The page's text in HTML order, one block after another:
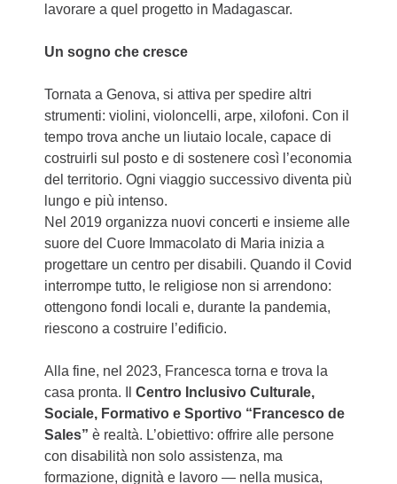
lavorare a quel progetto in Madagascar.
Un sogno che cresce
Tornata a Genova, si attiva per spedire altri
strumenti: violini, violoncelli, arpe, xilofoni. Con il
tempo trova anche un liutaio locale, capace di
costruirli sul posto e di sostenere così l’economia
del territorio. Ogni viaggio successivo diventa più
lungo e più intenso.
Nel 2019 organizza nuovi concerti e insieme alle
suore del Cuore Immacolato di Maria inizia a
progettare un centro per disabili. Quando il Covid
interrompe tutto, le religiose non si arrendono:
ottengono fondi locali e, durante la pandemia,
riescono a costruire l’edificio.
Alla fine, nel 2023, Francesca torna e trova la
casa pronta. IlCentro Inclusivo Culturale,
Sociale, Formativo e Sportivo “Francesco de
Sales” è realtà. L’obiettivo: offrire alle persone
con disabilità non solo assistenza, ma
formazione, dignità e lavoro — nella musica,